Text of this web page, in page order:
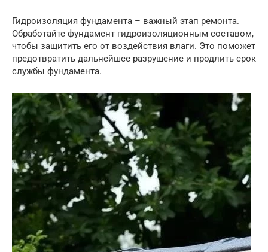
Гидроизоляция фундамента – важный этап ремонта.
Обработайте фундамент гидроизоляционным составом,
чтобы защитить его от воздействия влаги. Это поможет
предотвратить дальнейшее разрушение и продлить срок
службы фундамента.